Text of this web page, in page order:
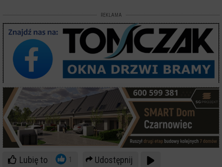
REKLAMA
Lubię to 1
Udostępnij